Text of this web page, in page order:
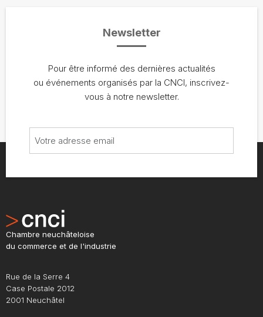
Newsletter
Pour être informé des dernières actualités
ou événements organisés par la CNCI, inscrivez-
vous à notre newsletter.
Chambre neuchâteloise
du commerce et de l'industrie
Rue de la Serre 4
Case Postale 2012
2001 Neuchâtel